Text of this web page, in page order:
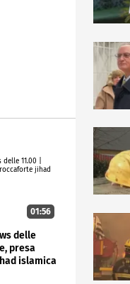
01:56
delle
presa
islamica